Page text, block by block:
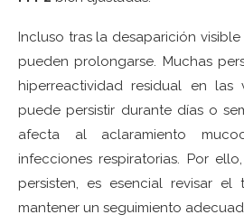
Incluso tras la desaparición
pueden prolongarse. Muchas
hiperreactividad residual en las
puede persistir durante días o
afecta al aclaramiento
infecciones respiratorias. Por
persisten, es esencial revisar el
mantener un seguimiento